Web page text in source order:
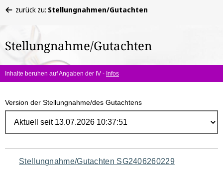
befinden
hier:
zurück zu: Stellungnahmen/Gutachten
Stellungnahme/Gutachten
Inhalte beruhen auf Angaben der IV - Infos
Version der Stellungnahme/des Gutachtens
Navigation
Stellungnahme/Gutachten SG2406260229